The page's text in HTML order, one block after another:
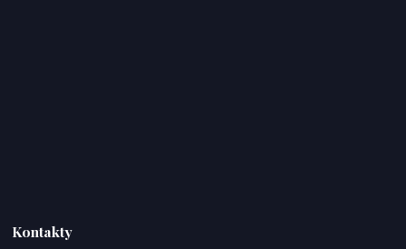
Kontakty